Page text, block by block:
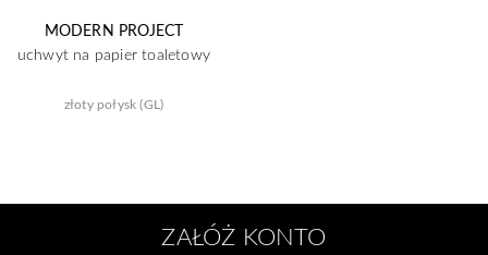
MODERN PROJECT
uchwyt na papier toaletowy
złoty połysk (GL)
ZAŁÓŻ KONTO